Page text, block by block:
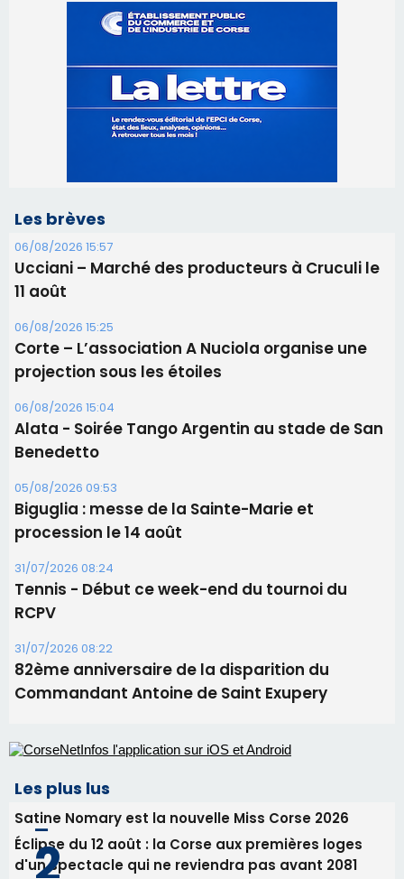
Les brèves
06/08/2026 15:57
Ucciani – Marché des producteurs à Cruculi le
11 août
06/08/2026 15:25
Corte – L’association A Nuciola organise une
projection sous les étoiles
06/08/2026 15:04
Alata - Soirée Tango Argentin au stade de San
Benedetto
05/08/2026 09:53
Biguglia : messe de la Sainte-Marie et
procession le 14 août
31/07/2026 08:24
Tennis - Début ce week-end du tournoi du
RCPV
31/07/2026 08:22
82ème anniversaire de la disparition du
Commandant Antoine de Saint Exupery
Les plus lus
Satine Nomary est la nouvelle Miss Corse 2026
Éclipse du 12 août : la Corse aux premières loges
d'un spectacle qui ne reviendra pas avant 2081